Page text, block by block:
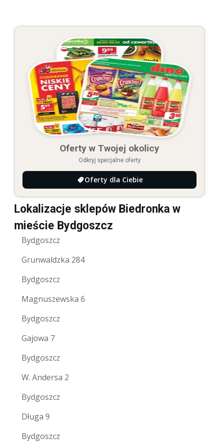
Oferty w Twojej okolicy
Odkryj specjalne oferty
Oferty dla Ciebie
Lokalizacje sklepów Biedronka w
mieście Bydgoszcz
Bydgoszcz
Grunwaldzka 284
Bydgoszcz
Magnuszewska 6
Bydgoszcz
Gajowa 7
Bydgoszcz
W. Andersa 2
Bydgoszcz
Długa 9
Bydgoszcz